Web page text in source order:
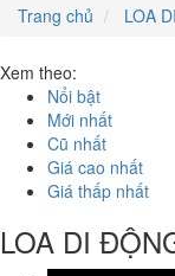
Trang chủ
LOA
Xem theo:
Nổi bật
Mới nhất
Cũ nhất
Giá cao nhất
Giá thấp nhất
LOA DI